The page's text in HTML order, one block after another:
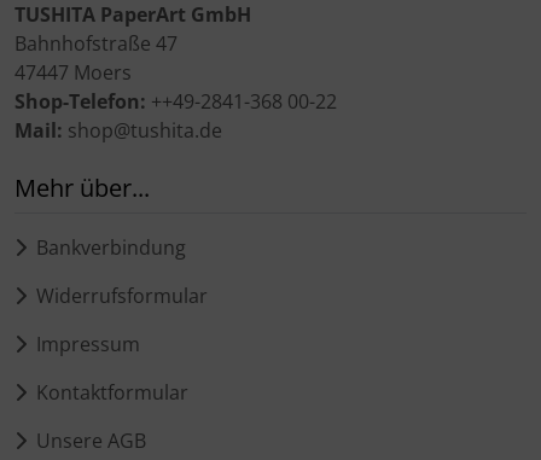
TUSHITA PaperArt GmbH
Bahnhofstraße 47
47447 Moers
Shop-Telefon: ++49-2841-368 00-22
Mail: shop@tushita.de
Mehr über...
Bankverbindung
Widerrufsformular
Impressum
Kontaktformular
Unsere AGB